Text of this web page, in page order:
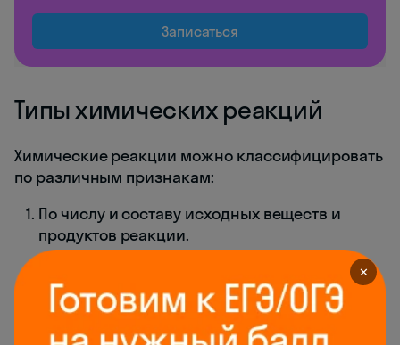
Записаться
Типы химических реакций
Химические реакции можно классифицировать
по различным признакам:
По числу и составу исходных веществ и
продуктов реакции.
По тепловому эффекту.
✕